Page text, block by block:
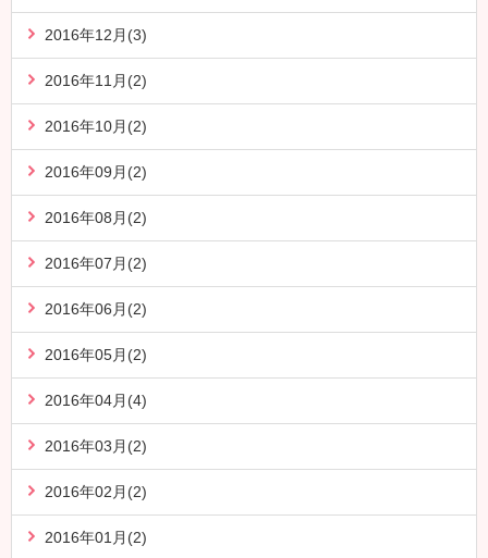
2016年12月(3)
2016年11月(2)
2016年10月(2)
2016年09月(2)
2016年08月(2)
2016年07月(2)
2016年06月(2)
2016年05月(2)
2016年04月(4)
2016年03月(2)
2016年02月(2)
2016年01月(2)